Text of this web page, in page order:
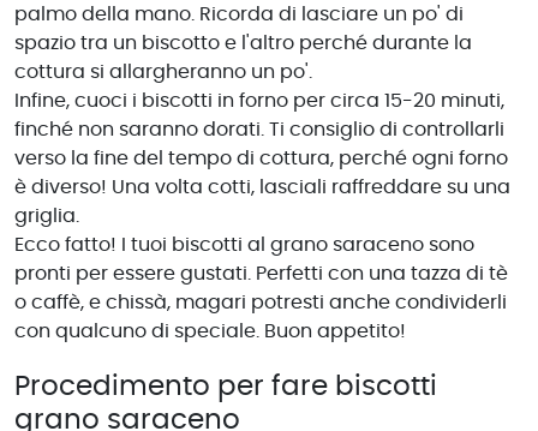
palmo della mano. Ricorda di lasciare un po' di
spazio tra un biscotto e l'altro perché durante la
cottura si allargheranno un po'.
Infine, cuoci i biscotti in forno per circa 15-20 minuti,
finché non saranno dorati. Ti consiglio di controllarli
verso la fine del tempo di cottura, perché ogni forno
è diverso! Una volta cotti, lasciali raffreddare su una
griglia.
Ecco fatto! I tuoi biscotti al grano saraceno sono
pronti per essere gustati. Perfetti con una tazza di tè
o caffè, e chissà, magari potresti anche condividerli
con qualcuno di speciale. Buon appetito!
Procedimento per fare biscotti
grano saraceno